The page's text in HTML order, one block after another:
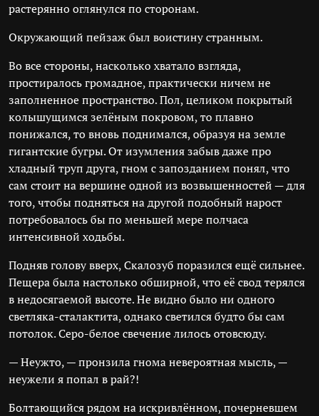
растерянно оглянулся по сторонам.
Окружающий пейзаж был воистину странным.
Во все стороны, насколько хватало взгляда,
простиралось громадное, практически ничем не
заполненное пространство. Пол, целиком покрытый
колышущимся зелёным покровом, то плавно
понижался, то вновь поднимался, образуя на земле
гигантские бугры. От изумления забыв даже про
хладный труп друга, гном с запозданием понял, что
сам стоит на вершине одной из возвышенностей — для
того, чтобы подняться на другой подобный нарост
потребовалось бы по меньшей мере полчаса
интенсивной ходьбы.
Подняв голову вверх, Скалозуб поразился ещё сильнее.
Пещера была настолько обширной, что её свод терялся
в недосягаемой высоте. Не видно было ни одного
светляка-сталактита, однако светился будто бы сам
потолок. Серо-белое свечение лилось отовсюду.
— Неужто, — пронзила гнома невероятная мысль, —
неужели я попал в рай?!
Болтающийся рядом на искривлённом, почерневшем